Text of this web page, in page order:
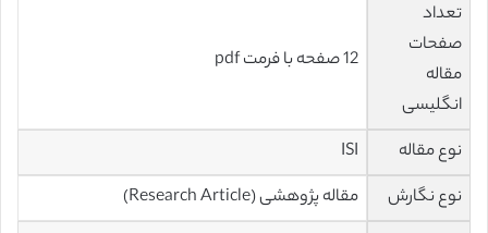
تعداد
صفحات
مقاله
انگلیسی
12 صفحه با فرمت pdf
نوع مقاله
ISI
نوع نگارش
مقاله پژوهشی (Research Article)